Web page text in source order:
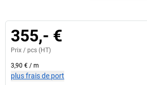
355,- €
Prix / pcs (HT)
3,90 € / m
plus frais de port